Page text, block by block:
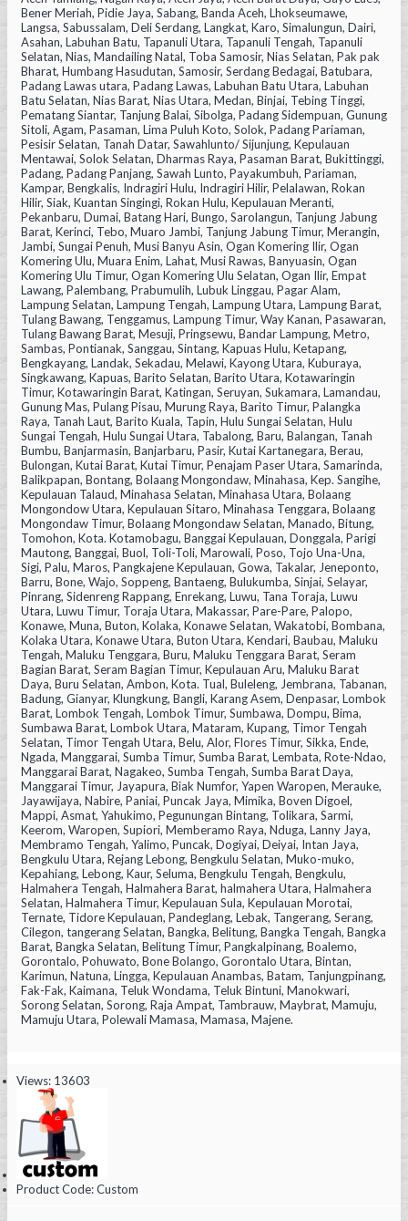
Bener Meriah, Pidie Jaya, Sabang, Banda Aceh, Lhokseumawe,
Langsa, Sabussalam, Deli Serdang, Langkat, Karo, Simalungun, Dairi,
Asahan, Labuhan Batu, Tapanuli Utara, Tapanuli Tengah, Tapanuli
Selatan, Nias, Mandailing Natal, Toba Samosir, Nias Selatan, Pak pak
Bharat, Humbang Hasudutan, Samosir, Serdang Bedagai, Batubara,
Padang Lawas utara, Padang Lawas, Labuhan Batu Utara, Labuhan
Batu Selatan, Nias Barat, Nias Utara, Medan, Binjai, Tebing Tinggi,
Pematang Siantar, Tanjung Balai, Sibolga, Padang Sidempuan, Gunung
Sitoli, Agam, Pasaman, Lima Puluh Koto, Solok, Padang Pariaman,
Pesisir Selatan, Tanah Datar, Sawahlunto/ Sijunjung, Kepulauan
Mentawai, Solok Selatan, Dharmas Raya, Pasaman Barat, Bukittinggi,
Padang, Padang Panjang, Sawah Lunto, Payakumbuh, Pariaman,
Kampar, Bengkalis, Indragiri Hulu, Indragiri Hilir, Pelalawan, Rokan
Hilir, Siak, Kuantan Singingi, Rokan Hulu, Kepulauan Meranti,
Pekanbaru, Dumai, Batang Hari, Bungo, Sarolangun, Tanjung Jabung
Barat, Kerinci, Tebo, Muaro Jambi, Tanjung Jabung Timur, Merangin,
Jambi, Sungai Penuh, Musi Banyu Asin, Ogan Komering Ilir, Ogan
Komering Ulu, Muara Enim, Lahat, Musi Rawas, Banyuasin, Ogan
Komering Ulu Timur, Ogan Komering Ulu Selatan, Ogan Ilir, Empat
Lawang, Palembang, Prabumulih, Lubuk Linggau, Pagar Alam,
Lampung Selatan, Lampung Tengah, Lampung Utara, Lampung Barat,
Tulang Bawang, Tenggamus, Lampung Timur, Way Kanan, Pasawaran,
Tulang Bawang Barat, Mesuji, Pringsewu, Bandar Lampung, Metro,
Sambas, Pontianak, Sanggau, Sintang, Kapuas Hulu, Ketapang,
Bengkayang, Landak, Sekadau, Melawi, Kayong Utara, Kuburaya,
Singkawang, Kapuas, Barito Selatan, Barito Utara, Kotawaringin
Timur, Kotawaringin Barat, Katingan, Seruyan, Sukamara, Lamandau,
Gunung Mas, Pulang Pisau, Murung Raya, Barito Timur, Palangka
Raya, Tanah Laut, Barito Kuala, Tapin, Hulu Sungai Selatan, Hulu
Sungai Tengah, Hulu Sungai Utara, Tabalong, Baru, Balangan, Tanah
Bumbu, Banjarmasin, Banjarbaru, Pasir, Kutai Kartanegara, Berau,
Bulongan, Kutai Barat, Kutai Timur, Penajam Paser Utara, Samarinda,
Balikpapan, Bontang, Bolaang Mongondaw, Minahasa, Kep. Sangihe,
Kepulauan Talaud, Minahasa Selatan, Minahasa Utara, Bolaang
Mongondow Utara, Kepulauan Sitaro, Minahasa Tenggara, Bolaang
Mongondaw Timur, Bolaang Mongondaw Selatan, Manado, Bitung,
Tomohon, Kota. Kotamobagu, Banggai Kepulauan, Donggala, Parigi
Mautong, Banggai, Buol, Toli-Toli, Marowali, Poso, Tojo Una-Una,
Sigi, Palu, Maros, Pangkajene Kepulauan, Gowa, Takalar, Jeneponto,
Barru, Bone, Wajo, Soppeng, Bantaeng, Bulukumba, Sinjai, Selayar,
Pinrang, Sidenreng Rappang, Enrekang, Luwu, Tana Toraja, Luwu
Utara, Luwu Timur, Toraja Utara, Makassar, Pare-Pare, Palopo,
Konawe, Muna, Buton, Kolaka, Konawe Selatan, Wakatobi, Bombana,
Kolaka Utara, Konawe Utara, Buton Utara, Kendari, Baubau, Maluku
Tengah, Maluku Tenggara, Buru, Maluku Tenggara Barat, Seram
Bagian Barat, Seram Bagian Timur, Kepulauan Aru, Maluku Barat
Daya, Buru Selatan, Ambon, Kota. Tual, Buleleng, Jembrana, Tabanan,
Badung, Gianyar, Klungkung, Bangli, Karang Asem, Denpasar, Lombok
Barat, Lombok Tengah, Lombok Timur, Sumbawa, Dompu, Bima,
Sumbawa Barat, Lombok Utara, Mataram, Kupang, Timor Tengah
Selatan, Timor Tengah Utara, Belu, Alor, Flores Timur, Sikka, Ende,
Ngada, Manggarai, Sumba Timur, Sumba Barat, Lembata, Rote-Ndao,
Manggarai Barat, Nagakeo, Sumba Tengah, Sumba Barat Daya,
Manggarai Timur, Jayapura, Biak Numfor, Yapen Waropen, Merauke,
Jayawijaya, Nabire, Paniai, Puncak Jaya, Mimika, Boven Digoel,
Mappi, Asmat, Yahukimo, Pegunungan Bintang, Tolikara, Sarmi,
Keerom, Waropen, Supiori, Memberamo Raya, Nduga, Lanny Jaya,
Membramo Tengah, Yalimo, Puncak, Dogiyai, Deiyai, Intan Jaya,
Bengkulu Utara, Rejang Lebong, Bengkulu Selatan, Muko-muko,
Kepahiang, Lebong, Kaur, Seluma, Bengkulu Tengah, Bengkulu,
Halmahera Tengah, Halmahera Barat, halmahera Utara, Halmahera
Selatan, Halmahera Timur, Kepulauan Sula, Kepulauan Morotai,
Ternate, Tidore Kepulauan, Pandeglang, Lebak, Tangerang, Serang,
Cilegon, tangerang Selatan, Bangka, Belitung, Bangka Tengah, Bangka
Barat, Bangka Selatan, Belitung Timur, Pangkalpinang, Boalemo,
Gorontalo, Pohuwato, Bone Bolango, Gorontalo Utara, Bintan,
Karimun, Natuna, Lingga, Kepulauan Anambas, Batam, Tanjungpinang,
Fak-Fak, Kaimana, Teluk Wondama, Teluk Bintuni, Manokwari,
Sorong Selatan, Sorong, Raja Ampat, Tambrauw, Maybrat, Mamuju,
Mamuju Utara, Polewali Mamasa, Mamasa, Majene.
Views: 13603
Product Code:Custom